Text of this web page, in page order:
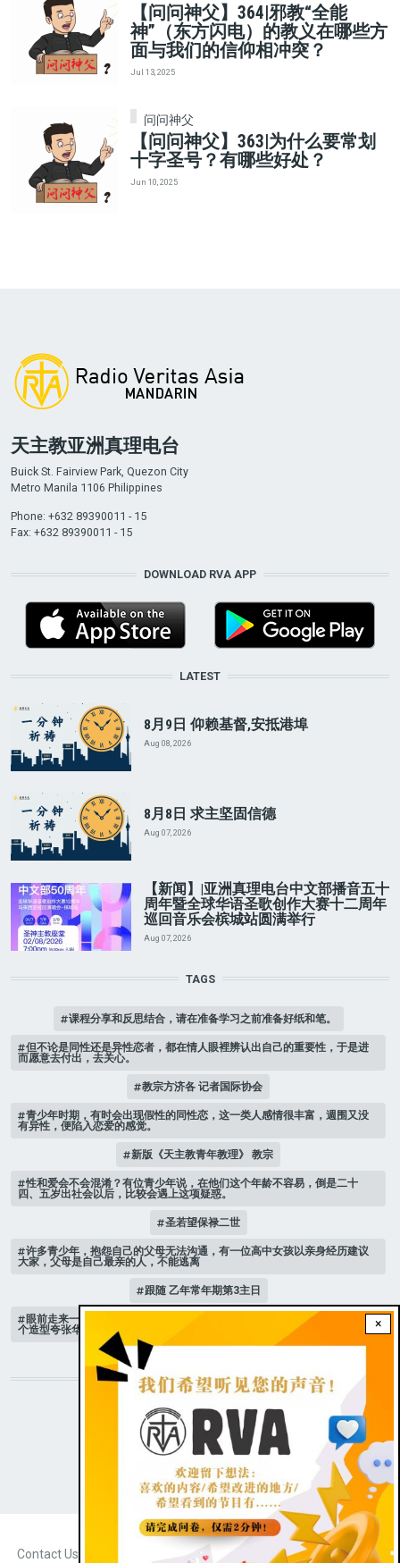
【问问神父】364|邪教“全能
神”（东方闪电）的教义在哪些方
面与我们的信仰相冲突？
Jul 13, 2025
问问神父
【问问神父】363|为什么要常划
十字圣号？有哪些好处？
Jun 10, 2025
×
天主教亚洲真理电台
Buick St. Fairview Park, Quezon City
Metro Manila 1106 Philippines
Phone: +632 89390011 - 15
Fax: +632 89390011 - 15
DOWNLOAD RVA APP
LATEST
8月9日 仰赖基督,安抵港埠
Aug 08, 2026
8月8日 求主坚固信德
Aug 07, 2026
【新闻】|亚洲真理电台中文部播音五十
周年暨全球华语圣歌创作大赛十二周年
巡回音乐会槟城站圆满举行
Aug 07, 2026
TAGS
课程分享和反思结合，请在准备学习之前准备好纸和笔。
但不论是同性还是异性恋者，都在情人眼裡辨认出自己的重要性，于是进
而愿意去付出，去关心。
教宗方济各 记者国际协会
青少年时期，有时会出现假性的同性恋，这一类人感情很丰富，週围又没
有异性，便陷入恋爱的感觉。
新版《天主教青年教理》 教宗
性和爱会不会混淆？有位青少年说，在他们这个年龄不容易，倒是二十
四、五岁出社会以后，比较会遇上这项疑惑。
圣若望保禄二世
许多青少年，抱怨自己的父母无法沟通，有一位高中女孩以亲身经历建议
大家，父母是自己最亲的人，不能逃离
跟随 乙年常年期第3主日
眼前走来一位魔女，可爱的妖媚中带点邪恶，身上穿著宫廷的小丑服，整
个造型夸张华丽，非常特殊。
STAY CONNECTED WITH US!
Contact Us
Dark theme